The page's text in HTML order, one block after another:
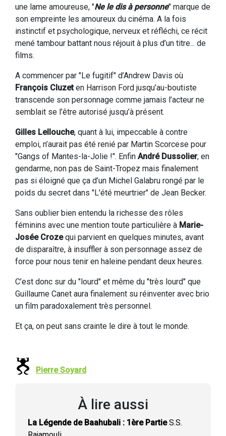
une lame amoureuse, "Ne le dis à personne" marque de
son empreinte les amoureux du cinéma. A la fois
instinctif et psychologique, nerveux et réfléchi, ce récit
mené tambour battant nous réjouit à plus d’un titre... de
films.
A commencer par "Le fugitif" d’Andrew Davis où
François Cluzeten Harrison Ford jusqu’au-boutiste
transcende son personnage comme jamais l’acteur ne
semblait se l’être autorisé jusqu’à présent.
Gilles Lellouche, quant à lui, impeccable à contre
emploi, n’aurait pas été renié par Martin Scorcese pour
"Gangs of Mantes-la-Jolie !". Enfin André Dussolier, en
gendarme, non pas de Saint-Tropez mais finalement
pas si éloigné que ça d’un Michel Galabru rongé par le
poids du secret dans "L'été meurtrier" de Jean Becker.
Sans oublier bien entendu la richesse des rôles
féminins avec une mention toute particulière à Marie-
Josée Crozequi parvient en quelques minutes, avant
de disparaître, à insuffler à son personnage assez de
force pour nous tenir en haleine pendant deux heures.
C’est donc sur du "lourd" et même du "très lourd" que
Guillaume Canet aura finalement su réinventer avec brio
un film paradoxalement très personnel.
Et ça, on peut sans crainte le dire à tout le monde.
Pierre Soyard
À lire aussi
La Légende de Baahubali : 1ère PartieS.S.